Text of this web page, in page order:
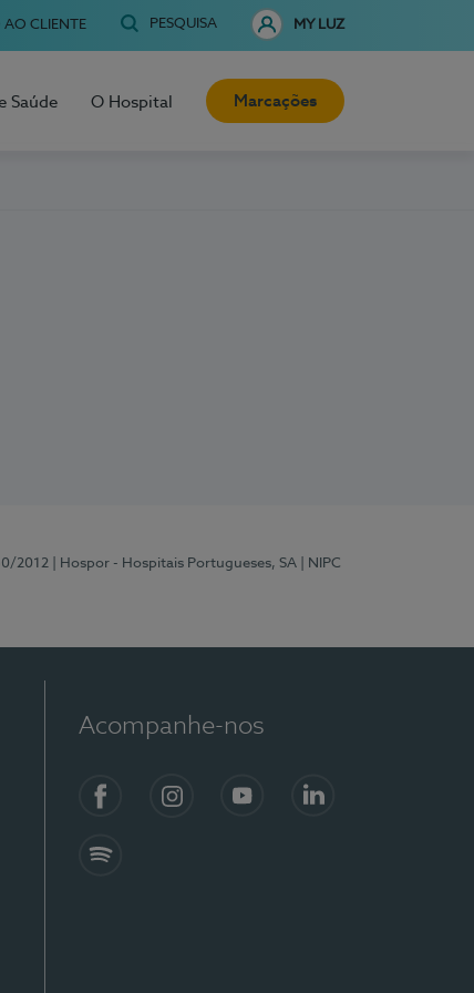
CLIENTE PESQUISA MY LUZ
Saúde O Hospital Marcações
2012 | Hospor - Hospitais Portugueses, SA
| NIPC
Acompanhe-nos